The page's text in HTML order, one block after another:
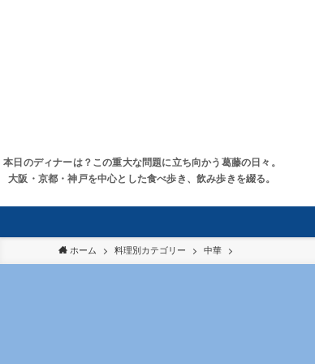
本日のディナーは？この重大な問題に立ち向かう葛藤の日々。
大阪・京都・神戸を中心とした食べ歩き、飲み歩きを綴る。
ホーム 料理別カテゴリー 中華